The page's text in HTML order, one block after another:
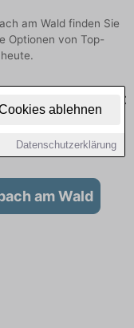
ablehnen
Datenschutzerklärung
am Wald finden Sie
Optionen von Top-
im Vertrieb:
für
am Wald